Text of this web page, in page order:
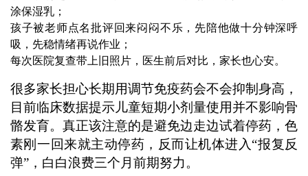
涂保湿乳；
孩子被老师点名批评回来闷闷不乐，先陪他做十分钟深呼
吸，先稳情绪再说作业；
每次医院复查带上旧照片，医生前后对比，家长也心安。
很多家长担心长期用调节免疫药会不会抑制身高，
目前临床数据提示儿童短期小剂量使用并不影响骨
骼发育。真正该注意的是避免边走边试着停药，色
素刚一回来就主动停药，反而让机体进入“报复反
弹”，白白浪费三个月前期努力。